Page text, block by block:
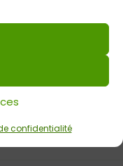
confidentialité